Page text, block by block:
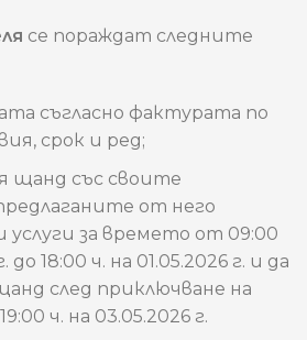
се пораждат следните
съгласно фактурата по
срок и ред;
щанд със своите
от него
за времето от 09:00
до 18:00 ч. на 01.05.2026 г. и да
след приключване на
ч. на 03.05.2026 г.